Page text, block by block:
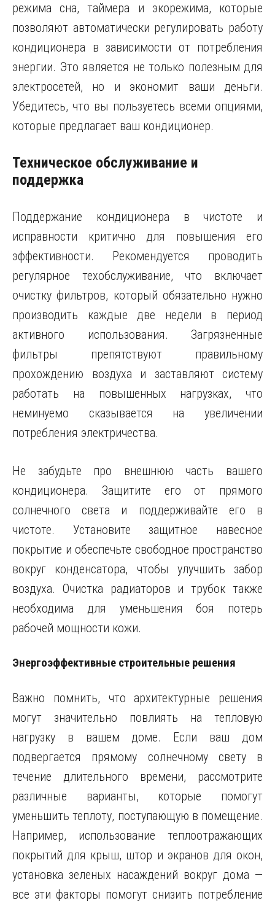
режима сна, таймера и экорежима, которые
позволяют автоматически регулировать работу
кондиционера в зависимости от потребления
энергии. Это является не только полезным для
электросетей, но и экономит ваши деньги.
Убедитесь, что вы пользуетесь всеми опциями,
которые предлагает ваш кондиционер.
Техническое обслуживание и
поддержка
Поддержание кондиционера в чистоте и
исправности критично для повышения его
эффективности. Рекомендуется проводить
регулярное техобслуживание, что включает
очистку фильтров, который обязательно нужно
производить каждые две недели в период
активного использования. Загрязненные
фильтры препятствуют правильному
прохождению воздуха и заставляют систему
работать на повышенных нагрузках, что
неминуемо сказывается на увеличении
потребления электричества.
Не забудьте про внешнюю часть вашего
кондиционера. Защитите его от прямого
солнечного света и поддерживайте его в
чистоте. Установите защитное навесное
покрытие и обеспечьте свободное пространство
вокруг конденсатора, чтобы улучшить забор
воздуха. Очистка радиаторов и трубок также
необходима для уменьшения боя потерь
рабочей мощности кожи.
Энергоэффективные строительные решения
Важно помнить, что архитектурные решения
могут значительно повлиять на тепловую
нагрузку в вашем доме. Если ваш дом
подвергается прямому солнечному свету в
течение длительного времени, рассмотрите
различные варианты, которые помогут
уменьшить теплоту, поступающую в помещение.
Например, использование теплоотражающих
покрытий для крыш, штор и экранов для окон,
установка зеленых насаждений вокруг дома —
все эти факторы помогут снизить потребление